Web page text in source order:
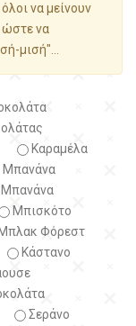
να μείνουν
ώστε να
μισή"...
Καραμέλα
Μπανάνα
Μπισκότο
Φόρεστ
Κάστανο
Σεράνο